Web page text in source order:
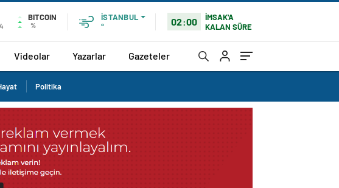
BITCOIN
%
İSTANBUL
°
02:00
İMSAK'A
KALAN SÜRE
Videolar Yazarlar Gazeteler
Politika